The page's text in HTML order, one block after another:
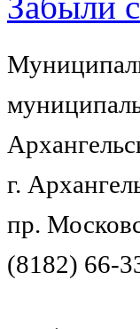
г.
пр.
(8182) 66-